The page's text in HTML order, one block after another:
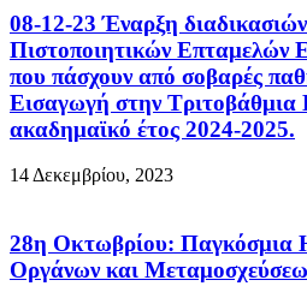
08-12-23 Έναρξη
Πιστοποιητικών Επταμελών
που πάσχουν από σοβαρές
Εισαγωγή στην Τριτοβάθμια
ακαδημαϊκό έτος 2024-2025.
14 Δεκεμβρίου, 2023
28η Οκτωβρίου: Παγκόσμια
Οργάνων και